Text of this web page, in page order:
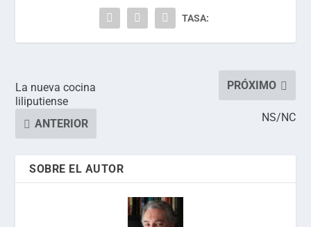
TASA:
La nueva cocina
liliputiense
ANTERIOR
PRÓXIMO
NS/NC
SOBRE EL AUTOR